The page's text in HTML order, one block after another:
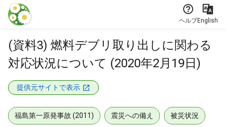
本文に飛ぶ
ヘルプEnglish
(資料3) 燃料デブリ取り出しに関わる
対応状況について (2020年2月19日)
提供元サイトで表示
福島第一原発事故 (2011) 震災への備え 被災状況